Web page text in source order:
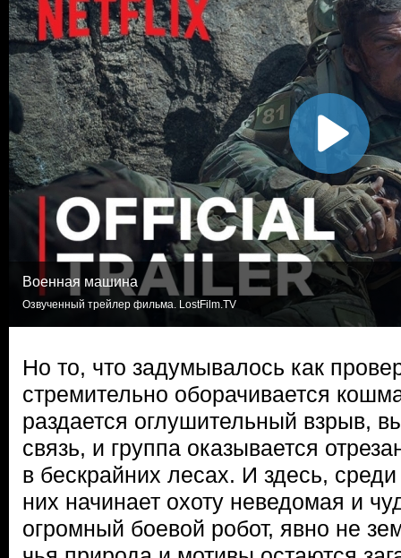
Военная машина
Озвученный трейлер фильма. LostFilm.TV
Но то, что задумывалось как
стремительно оборачивается
раздается оглушительный взрыв,
связь, и группа оказывается
в бескрайних лесах. И здесь,
них начинает охоту неведомая и
огромный боевой робот, явно не